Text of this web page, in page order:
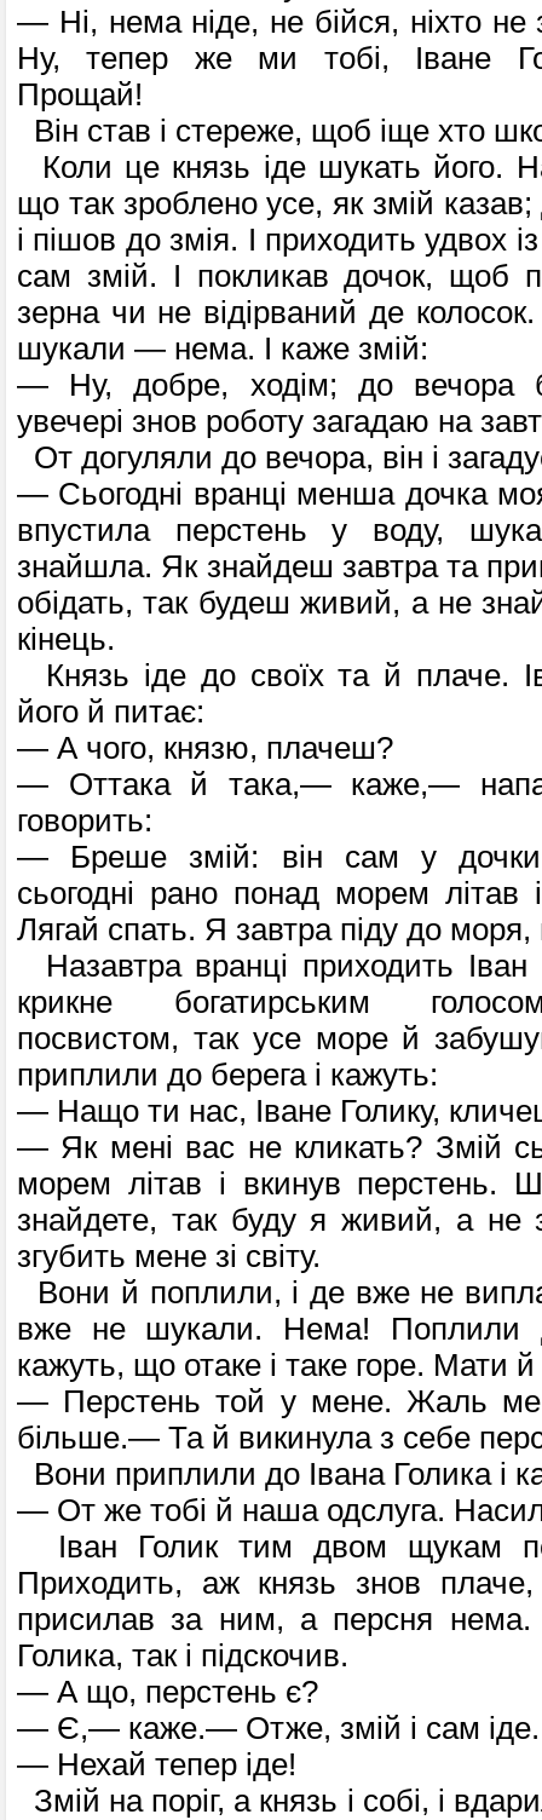
— Ні, нема ніде, не бійся, ніхто не
Ну, тепер же ми тобі, Іване
Прощай!
Він став і стереже, щоб іще хто
Коли це князь іде шукать його.
що так зроблено усе, як змій казав;
і пішов до змія. І приходить удвох
сам змій. І покликав дочок, щоб
зерна чи не відірваний де
шукали — нема. І каже змій:
— Ну, добре, ходім; до вечора
увечері знов роботу загадаю на
От догуляли до вечора, він і
— Сьогодні вранці менша дочка
впустила перстень у воду,
знайшла. Як знайдеш завтра та
обідать, так будеш живий, а не
кінець.
Князь іде до своїх та й плаче.
його й питає:
— А чого, князю, плачеш?
— Оттака й така,— каже,—
говорить:
— Бреше змій: він сам у дочки
сьогодні рано понад морем літав
Лягай спать. Я завтра піду до моря,
Назавтра вранці приходить
крикне богатирським
посвистом, так усе море й
приплили до берега і кажуть:
— Нащо ти нас, Іване Голику,
— Як мені вас не кликать? Змій
морем літав і вкинув перстень.
знайдете, так буду я живий, а не
згубить мене зі світу.
Вони й поплили, і де вже не
вже не шукали. Нема! Поплили
кажуть, що отаке і таке горе. Мати
— Перстень той у мене. Жаль
більше.— Та й викинула з себе
Вони приплили до Івана Голика і
— От же тобі й наша одслуга.
Іван Голик тим двом щукам
Приходить, аж князь знов
присилав за ним, а персня нема.
Голика, так і підскочив.
— А що, перстень є?
— Є,— каже.— Отже, змій і сам іде.
— Нехай тепер іде!
Змій на поріг, а князь і собі, і